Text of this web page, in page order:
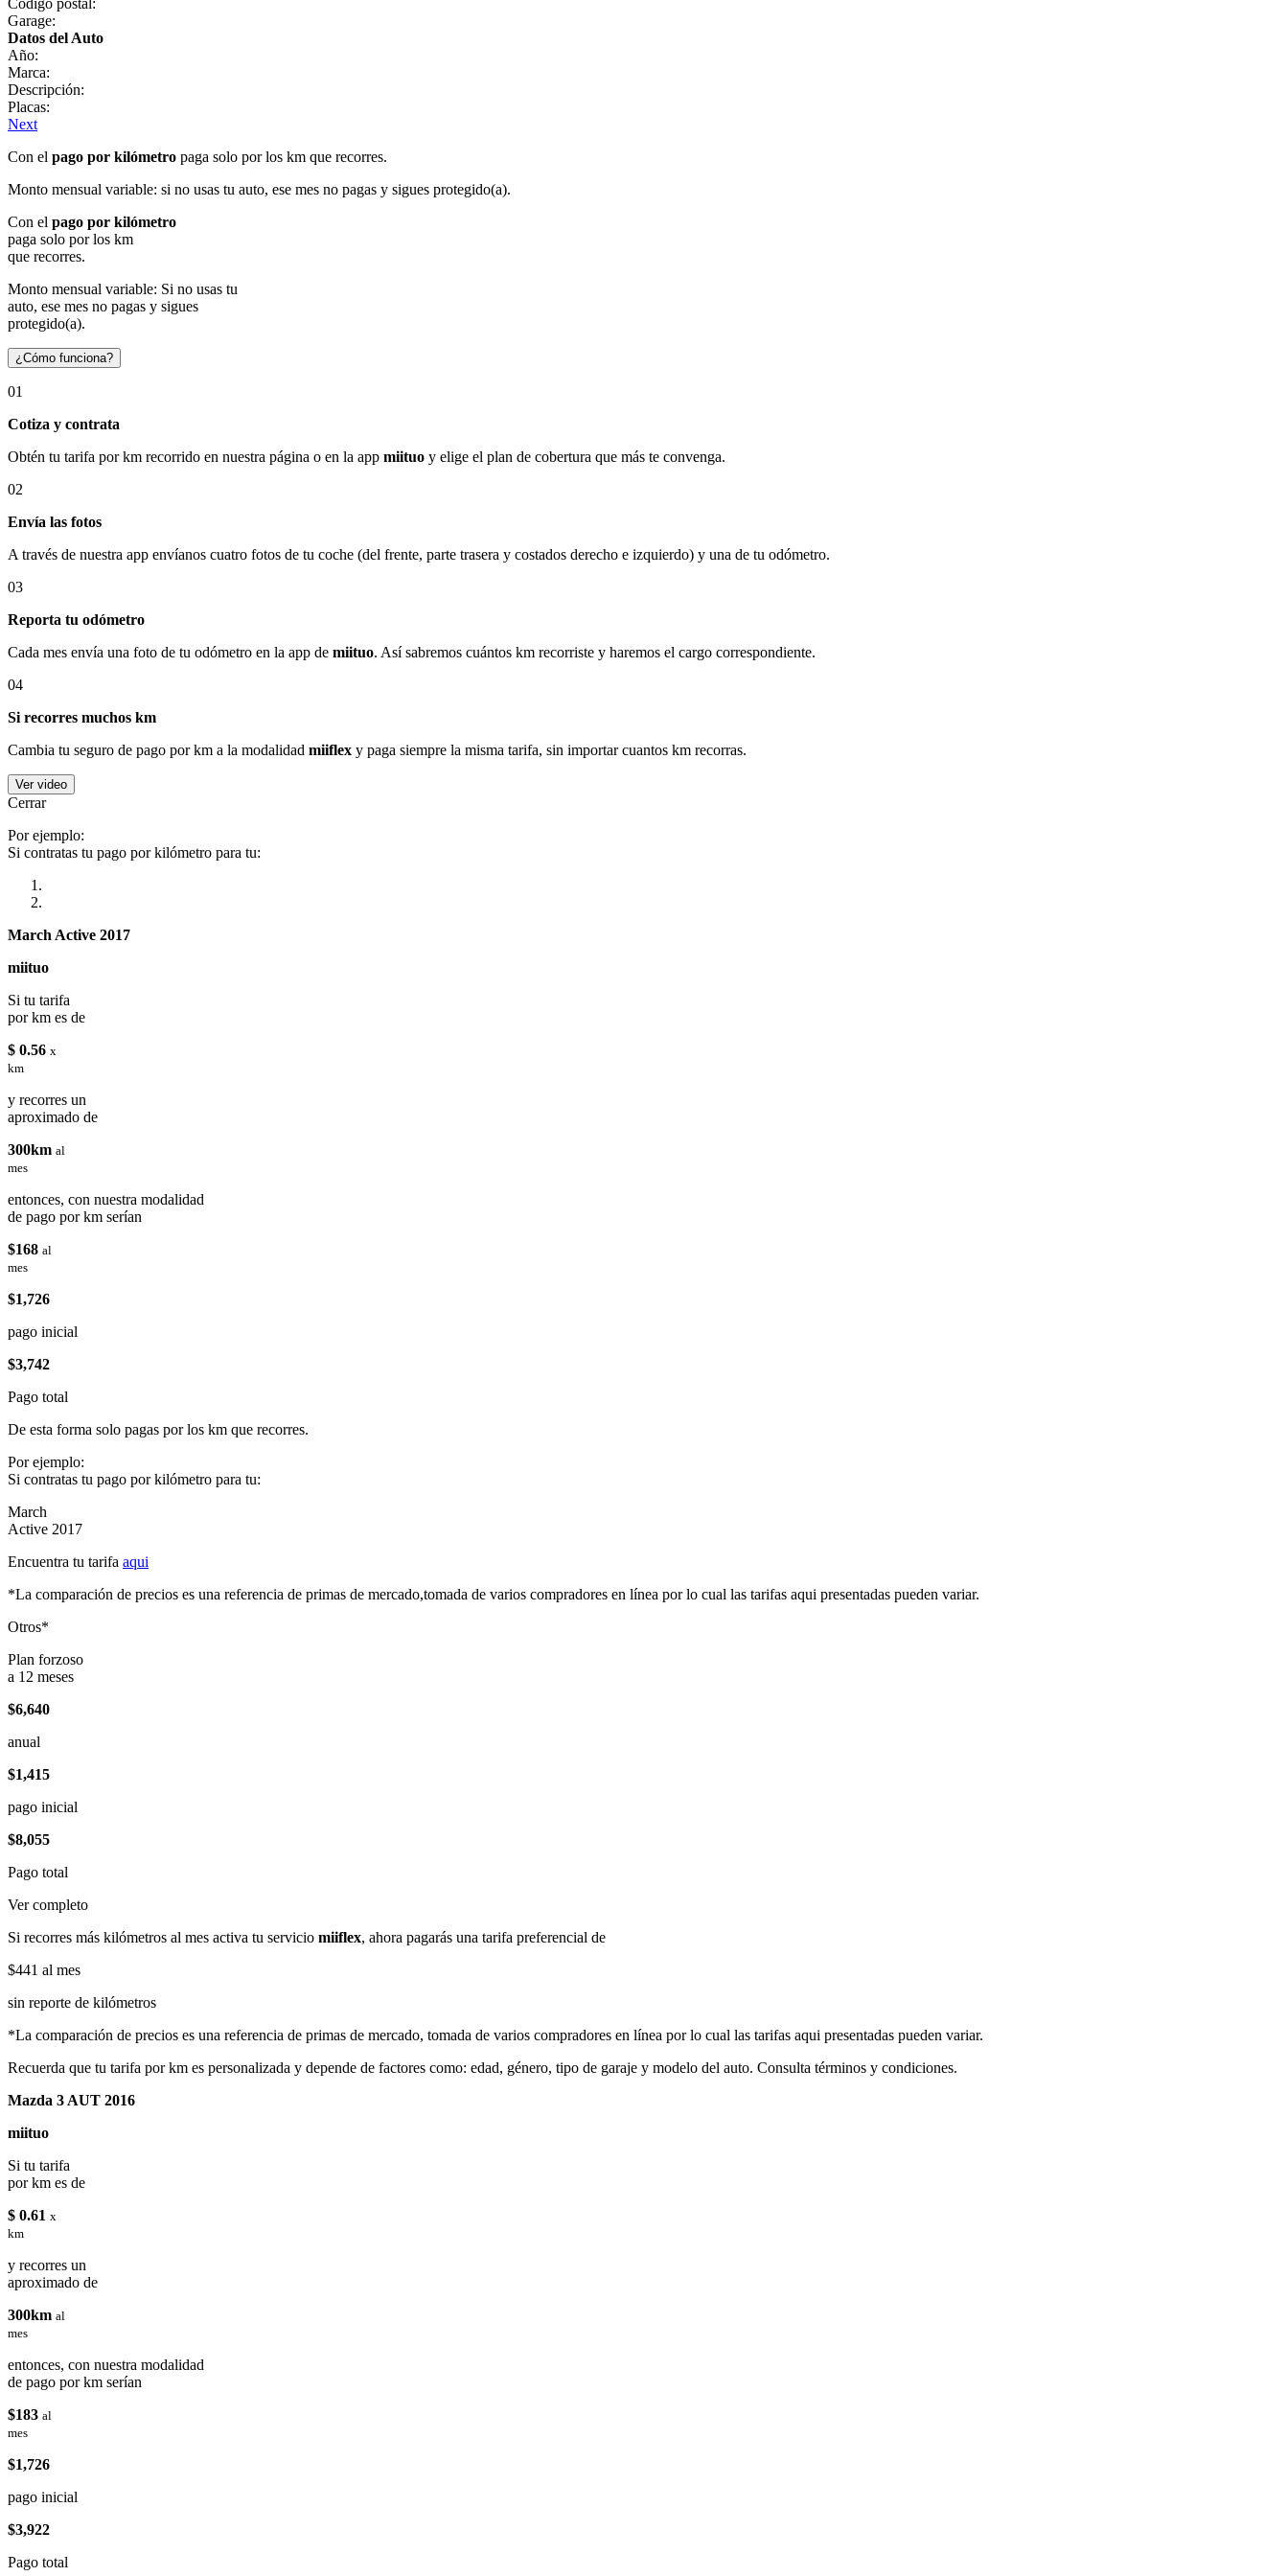
Garage:
Datos del Auto
Año:
Marca:
Descripción:
Placas:
Next
Con el pago por kilómetro paga solo por los km que recorres.
Monto mensual variable: si no usas tu auto, ese mes no pagas y sigues protegido(a).
Con el pago por kilómetro
paga solo por los km
que recorres.
Monto mensual variable: Si no usas tu
auto, ese mes no pagas y sigues
protegido(a).
¿Cómo funciona?
01
Cotiza y contrata
Obtén tu tarifa por km recorrido en nuestra página o en la app miituo y elige el plan de cobertura que más te convenga.
02
Envía las fotos
A través de nuestra app envíanos cuatro fotos de tu coche (del frente, parte trasera y costados derecho e izquierdo) y una de tu odómetro.
03
Reporta tu odómetro
Cada mes envía una foto de tu odómetro en la app de miituo. Así sabremos cuántos km recorriste y haremos el cargo correspondiente.
04
Si recorres muchos km
Cambia tu seguro de pago por km a la modalidad miiflex y paga siempre la misma tarifa, sin importar cuantos km recorras.
Ver video
Cerrar
Por ejemplo:
Si contratas tu pago por kilómetro para tu:
March Active 2017
miituo
Si tu tarifa
por km es de
$ 0.56 x
km
y recorres un
aproximado de
300km al
mes
entonces, con nuestra modalidad
de pago por km serían
$168 al
mes
$1,726
pago inicial
$3,742
Pago total
De esta forma solo pagas por los km que recorres.
Por ejemplo:
Si contratas tu pago por kilómetro para tu:
March
Active 2017
Encuentra tu tarifa aqui
*La comparación de precios es una referencia de primas de mercado,tomada de varios compradores en línea por lo cual las tarifas aqui presentadas pueden variar.
Otros*
Plan forzoso
a 12 meses
$6,640
anual
$1,415
pago inicial
$8,055
Pago total
Ver completo
Si recorres más kilómetros al mes activa tu servicio miiflex, ahora pagarás una tarifa preferencial de
$441 al mes
sin reporte de kilómetros
*La comparación de precios es una referencia de primas de mercado, tomada de varios compradores en línea por lo cual las tarifas aqui presentadas pueden variar.
Recuerda que tu tarifa por km es personalizada y depende de factores como: edad, género, tipo de garaje y modelo del auto. Consulta términos y condiciones.
Mazda 3 AUT 2016
miituo
Si tu tarifa
por km es de
$ 0.61 x
km
y recorres un
aproximado de
300km al
mes
entonces, con nuestra modalidad
de pago por km serían
$183 al
mes
$1,726
pago inicial
$3,922
Pago total